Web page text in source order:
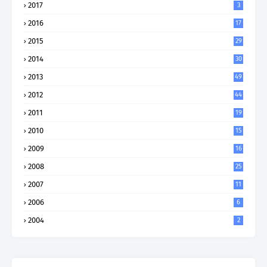
2017 3
2016 17
2015 29
2014 30
2013 49
2012 44
2011 19
2010 15
2009 16
2008 25
2007 11
2006 6
2004 2